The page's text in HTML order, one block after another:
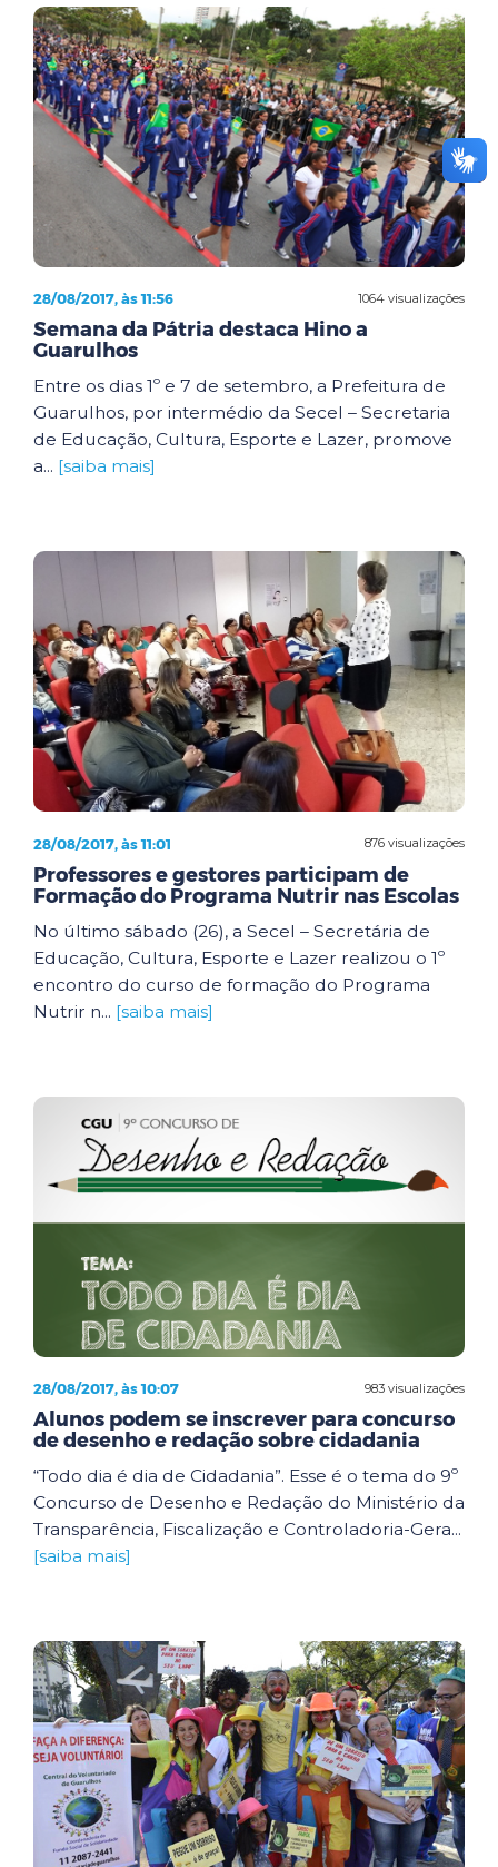
1064 visualizações
28/08/2017, às 11:56
Semana da Pátria destaca Hino a
Guarulhos
Entre os dias 1º e 7 de setembro, a Prefeitura de
Guarulhos, por intermédio da Secel – Secretaria
de Educação, Cultura, Esporte e Lazer, promove
a... [saiba mais]
876 visualizações
28/08/2017, às 11:01
Professores e gestores participam de
Formação do Programa Nutrir nas Escolas
No último sábado (26), a Secel – Secretária de
Educação, Cultura, Esporte e Lazer realizou o 1º
encontro do curso de formação do Programa
Nutrir n... [saiba mais]
983 visualizações
28/08/2017, às 10:07
Alunos podem se inscrever para concurso
de desenho e redação sobre cidadania
“Todo dia é dia de Cidadania”. Esse é o tema do 9º
Concurso de Desenho e Redação do Ministério da
Transparência, Fiscalização e Controladoria-Gera...
[saiba mais]